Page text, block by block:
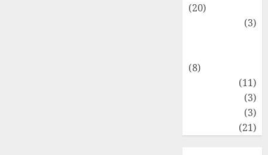
(20)
(3)
(8)
(11)
(3)
(3)
(21)